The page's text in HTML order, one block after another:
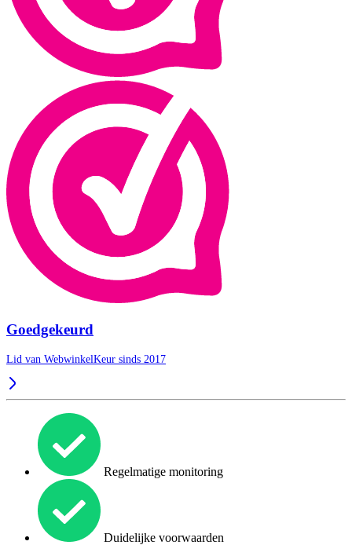
Goedgekeurd
Lid van WebwinkelKeur sinds 2017
Regelmatige monitoring
Duidelijke voorwaarden